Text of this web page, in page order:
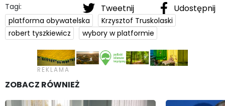
Tweetnij Udostępnij
Tagi:
platforma obywatelska
Krzysztof Truskolaski
robert tyszkiewicz
wybory w platformie
ZOBACZ RÓWNIEŻ